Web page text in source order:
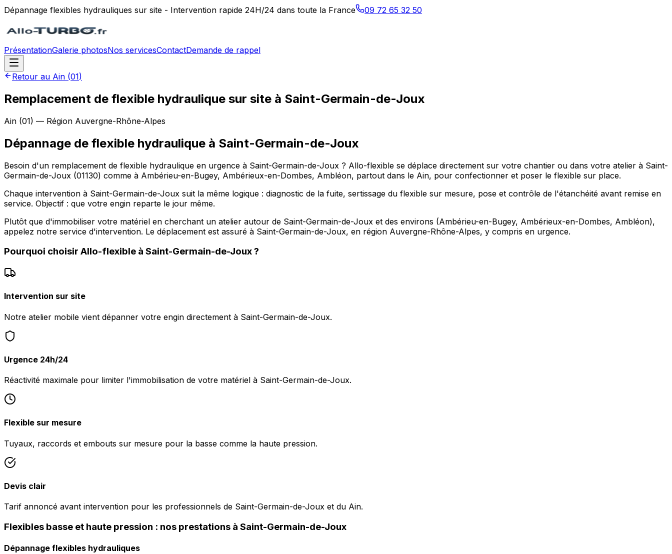
Dépannage flexibles hydrauliques sur site - Intervention rapide 24H/24 dans toute la France 09 72 65 32 50
PrésentationGalerie photosNos servicesContactDemande de rappel
Retour au Ain (01)
Remplacement de flexible hydraulique sur site à Saint-Germain-de-Joux
Ain (01) — Région Auvergne-Rhône-Alpes
Dépannage de flexible hydraulique à Saint-Germain-de-Joux
Besoin d'un remplacement de flexible hydraulique en urgence à Saint-Germain-de-Joux ? Allo-flexible se déplace directement sur votre chantier ou dans votre atelier à Saint-
Germain-de-Joux (01130) comme à Ambérieu-en-Bugey, Ambérieux-en-Dombes, Ambléon, partout dans le Ain, pour confectionner et poser le flexible sur place.
Chaque intervention à Saint-Germain-de-Joux suit la même logique : diagnostic de la fuite, sertissage du flexible sur mesure, pose et contrôle de l'étanchéité avant remise en
service. Objectif : que votre engin reparte le jour même.
Plutôt que d'immobiliser votre matériel en cherchant un atelier autour de Saint-Germain-de-Joux et des environs (Ambérieu-en-Bugey, Ambérieux-en-Dombes, Ambléon),
appelez notre service d'intervention. Le déplacement est assuré à Saint-Germain-de-Joux, en région Auvergne-Rhône-Alpes, y compris en urgence.
Pourquoi choisir Allo-flexible à Saint-Germain-de-Joux?
Intervention sur site
Notre atelier mobile vient dépanner votre engin directement à Saint-Germain-de-Joux.
Urgence 24h/24
Réactivité maximale pour limiter l'immobilisation de votre matériel à Saint-Germain-de-Joux.
Flexible sur mesure
Tuyaux, raccords et embouts sur mesure pour la basse comme la haute pression.
Devis clair
Tarif annoncé avant intervention pour les professionnels de Saint-Germain-de-Joux et du Ain.
Flexibles basse et haute pression : nos prestations à Saint-Germain-de-Joux
Dépannage flexibles hydrauliques